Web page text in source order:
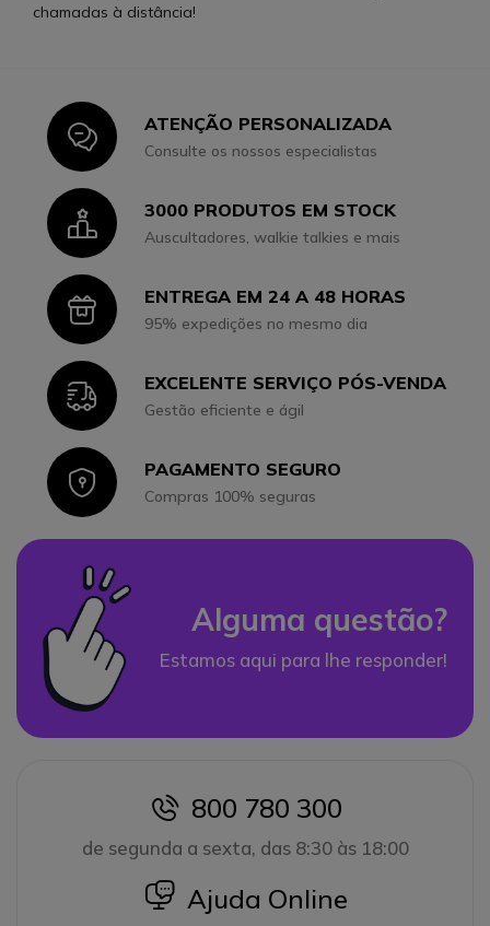
chamadas à distância!
IconATENÇÃO PERSONALIZADA
Consulte os nossos especialistas
Icon3000 PRODUTOS EM STOCK
Auscultadores, walkie talkies e mais
IconENTREGA EM 24 A 48 HORAS
95% expedições no mesmo dia
IconEXCELENTE SERVIÇO PÓS-VENDA
Gestão eficiente e ágil
IconPAGAMENTO SEGURO
Compras 100% seguras
Alguma questão?
Estamos aqui para lhe responder!
icon
800 780 300
de segunda a sexta, das 8:30 às 18:00
icon
Ajuda Online